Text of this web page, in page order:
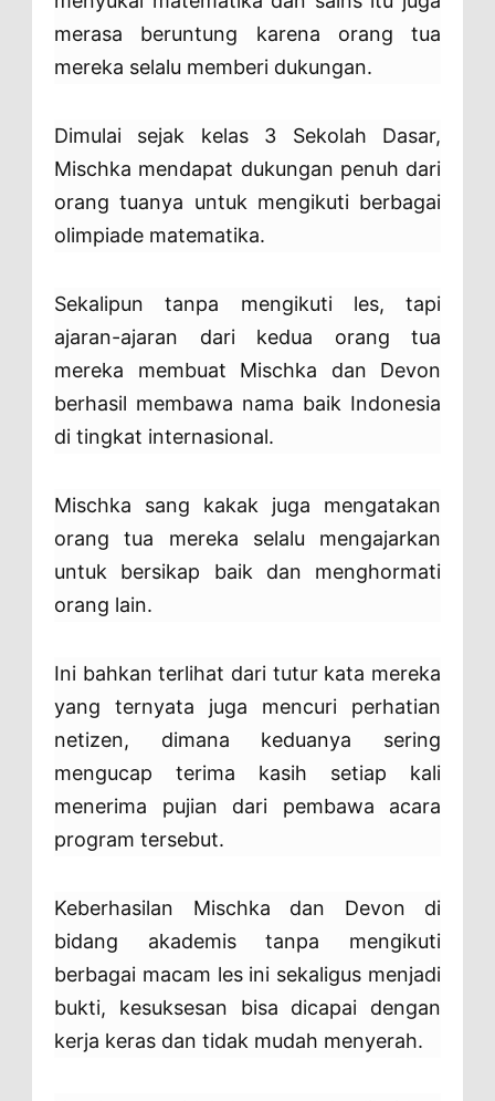
merasa beruntung karena orang tua
mereka selalu memberi dukungan.
Dimulai sejak kelas 3 Sekolah Dasar,
Mischka mendapat dukungan penuh dari
orang tuanya untuk mengikuti berbagai
olimpiade matematika.
Sekalipun tanpa mengikuti les, tapi
ajaran-ajaran dari kedua orang tua
mereka membuat Mischka dan Devon
berhasil membawa nama baik Indonesia
di tingkat internasional.
Mischka sang kakak juga mengatakan
orang tua mereka selalu mengajarkan
untuk bersikap baik dan menghormati
orang lain.
Ini bahkan terlihat dari tutur kata mereka
yang ternyata juga mencuri perhatian
netizen, dimana keduanya sering
mengucap terima kasih setiap kali
menerima pujian dari pembawa acara
program tersebut.
Keberhasilan Mischka dan Devon di
bidang akademis tanpa mengikuti
berbagai macam les ini sekaligus menjadi
bukti, kesuksesan bisa dicapai dengan
kerja keras dan tidak mudah menyerah.